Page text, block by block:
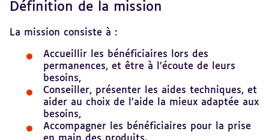
Définition de la mission
La mission consiste à :
Accueillir les bénéficiaires lors des
permanences, et être à l’écoute de leurs
besoins,
Conseiller, présenter les aides techniques, et
aider au choix de l’aide la mieux adaptée aux
besoins,
Accompagner les bénéficiaires pour la prise